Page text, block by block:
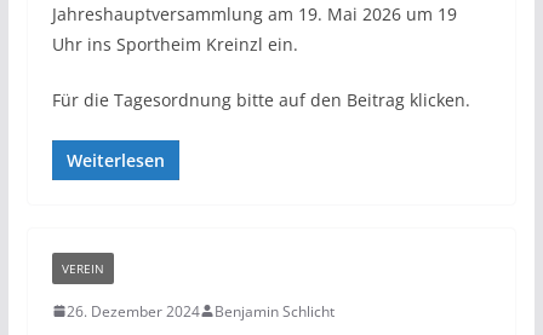
Jahreshauptversammlung am 19. Mai 2026 um 19
Uhr ins Sportheim Kreinzl ein.
Für die Tagesordnung bitte auf den Beitrag klicken.
Weiterlesen
VEREIN
26. Dezember 2024 Benjamin Schlicht